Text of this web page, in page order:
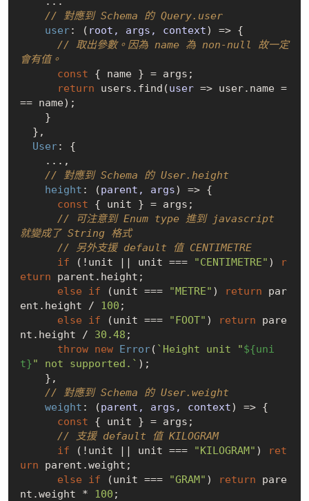
// 對應到 Schema 的 Query.user
user: ( root, args, context) => {
// 取出參數。因為 name 為 non-null 故一定
會有值。
const { name } = args;
return users.find(user => user.name =
== name);
User: {
// 對應到 Schema 的 User.height
height : (parent, args) => {
const { unit } = args;
// 可注意到 Enum type 進到 javascript
就變成了 String 格式
// 另外支援 default 值 CENTIMETRE
if (!unit || unit === "CENTIMETRE" )
r
eturn parent.height;
else
if (unit === "METRE" ) return par
ent.height / 100 ;
else
if (unit === "FOOT" ) return pare
nt.height / 30.48 ;
throw new Error( `Height unit "${uni
t}" not supported.` );
// 對應到 Schema 的 User.weight
weight : (parent, args, context) => {
const { unit } = args;
// 支援 default 值 KILOGRAM
if (!unit || unit === "KILOGRAM" )
ret
urn parent.weight;
else
if (unit === "GRAM" ) return pare
nt.weight * 100 ;